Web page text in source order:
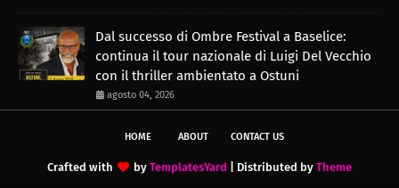
Dal successo di Ombre Festival a Baselice:
continua il tour nazionale di Luigi Del Vecchio
con il thriller ambientato a Ostuni
agosto 04, 2026
HOME ABOUT CONTACT US
Crafted with by TemplatesYard | Distributed by Theme